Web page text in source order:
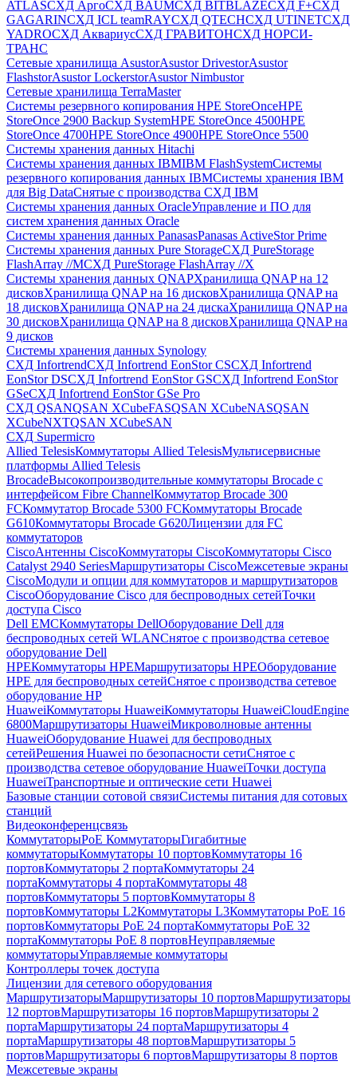
ATLASСХД AргоСХД BAUMСХД BITBLAZEСХД F+СХД
GAGARINСХД ICL teamRAYСХД QTECHСХД UTINETСХД
YADROСХД АквариусСХД ГРАВИТОНСХД НОРСИ-
ТРАНС
Сетевые хранилища AsustorAsustor DrivestorAsustor
FlashstorAsustor LockerstorAsustor Nimbustor
Сетевые хранилища TerraMaster
Системы резервного копирования HPE StoreOnceHPE
StoreOnce 2900 Backup SystemHPE StoreOnce 4500HPE
StoreOnce 4700HPE StoreOnce 4900HPE StoreOnce 5500
Системы хранения данных Hitachi
Системы хранения данных IBMIBM FlashSystemСистемы
резервного копирования данных IBMСистемы хранения IBM
для Big DataСнятые с производства СХД IBM
Системы хранения данных OracleУправление и ПО для
систем хранения данных Oracle
Системы хранения данных PanasasPanasas ActiveStor Prime
Системы хранения данных Pure StorageСХД PureStorage
FlashArray //MСХД PureStorage FlashArray //X
Системы хранения данных QNAPХранилища QNAP на 12
дисковХранилища QNAP на 16 дисковХранилища QNAP на
18 дисковХранилища QNAP на 24 дискаХранилища QNAP на
30 дисковХранилища QNAP на 8 дисковХранилища QNAP на
9 дисков
Системы хранения данных Synology
СХД InfortrendСХД Infortrend EonStor CSСХД Infortrend
EonStor DSСХД Infortrend EonStor GSСХД Infortrend EonStor
GSeСХД Infortrend EonStor GSe Pro
СХД QSANQSAN XCubeFASQSAN XCubeNASQSAN
XCubeNXTQSAN XCubeSAN
СХД Supermicro
Allied TelesisКоммутаторы Allied TelesisМультисервисные
платформы Allied Telesis
BrocadeВысокопроизводительные коммутаторы Brocade с
интерфейсом Fibre ChannelКоммутатор Brocade 300
FCКоммутатор Brocade 5300 FCКоммутаторы Brocade
G610Коммутаторы Brocade G620Лицензии для FC
коммутаторов
CiscoАнтенны CiscoКоммутаторы CiscoКоммутаторы Cisco
Catalyst 2940 SeriesМаршрутизаторы CiscoМежсетевые экраны
CiscoМодули и опции для коммутаторов и маршрутизаторов
CiscoОборудование Cisco для беспроводных сетейТочки
доступа Cisco
Dell EMCКоммутаторы DellОборудование Dell для
беспроводных сетей WLANСнятое с производства сетевое
оборудование Dell
HPEКоммутаторы HPEМаршрутизаторы HPEОборудование
HPE для беспроводных сетейСнятое с производства сетевое
оборудование HP
HuaweiКоммутаторы HuaweiКоммутаторы HuaweiCloudEngine
6800Маршрутизаторы HuaweiМикроволновые антенны
HuaweiОборудование Huawei для беспроводных
сетейРешения Huawei по безопасности сетиСнятое с
производства сетевое оборудование HuaweiТочки доступа
HuaweiТранспортные и оптические сети Huawei
Базовые станции сотовой связиСистемы питания для сотовых
станций
Видеоконференцсвязь
КоммутаторыPoE КоммутаторыГигабитные
коммутаторыКоммутаторы 10 портовКоммутаторы 16
портовКоммутаторы 2 портаКоммутаторы 24
портаКоммутаторы 4 портаКоммутаторы 48
портовКоммутаторы 5 портовКоммутаторы 8
портовКоммутаторы L2Коммутаторы L3Коммутаторы PoE 16
портовКоммутаторы PoE 24 портаКоммутаторы PoE 32
портаКоммутаторы PoE 8 портовНеуправляемые
коммутаторыУправляемые коммутаторы
Контроллеры точек доступа
Лицензии для сетевого оборудования
МаршрутизаторыМаршрутизаторы 10 портовМаршрутизаторы
12 портовМаршрутизаторы 16 портовМаршрутизаторы 2
портаМаршрутизаторы 24 портаМаршрутизаторы 4
портаМаршрутизаторы 48 портовМаршрутизаторы 5
портовМаршрутизаторы 6 портовМаршрутизаторы 8 портов
Межсетевые экраны